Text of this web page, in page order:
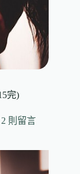
完)
2 則留言